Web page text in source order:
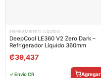
ENFRIAMIENTO LIQUIDO
DeepCool LE360 V2 Zero Dark –
Refrigerador Líquido 360mm
₡39,437
✓ Envío CR Agregar